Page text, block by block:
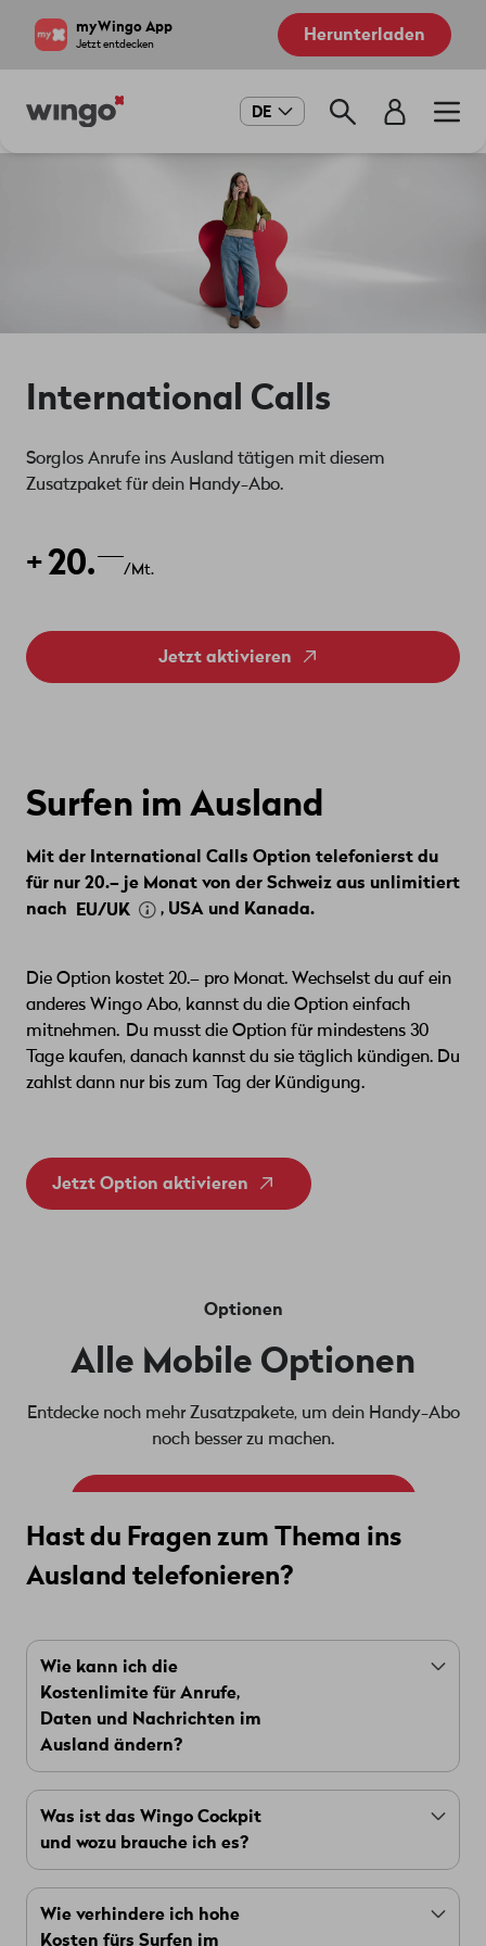
myWingo App
Jetzt entdecken Herunterladen
Main
DE
International Calls
Sorglos Anrufe ins Ausland tätigen mit diesem
Zusatzpaket für dein Handy-Abo.
+20. /Mt.
Jetzt aktivieren
Surfen im Ausland
Mit der International Calls Option telefonierst du
für nur 20.– je Monat von der Schweiz aus unlimitiert
nach EU/UK , USA und Kanada.
Die Option kostet 20.– pro Monat. Wechselst du auf ein
anderes Wingo Abo, kannst du die Option einfach
mitnehmen. Du musst die Option für mindestens 30
Tage kaufen, danach kannst du sie täglich kündigen. Du
zahlst dann nur bis zum Tag der Kündigung.
Jetzt Option aktivieren
Optionen
Alle Mobile Optionen
Entdecke noch mehr Zusatzpakete, um dein Handy-Abo
noch besser zu machen.
Hast du F ragen zum Thema ins
Ausland telefonieren?
Wie kann ich die
Kostenlimite für Anrufe,
Daten und Nachrichten im
Ausland ändern?
Die Limite kannst du jederzeit einsehen und
ändern. Das geht in deinem
myWingo, indem du den Menüpunkt «Meine
Produkte» wählst und dann auf «Mein Abo»
klickst. Oder du gehst in deinWingo Cockpit–
du kannst jederzeit kostenlos darauf zugreifen,
Was ist das Wingo Cockpit
und wozu brauche ich es?
ImWingo Cockpitfindest du jederzeit und
überall die wichtigsten Infos zu deinem Abo und
den Optionen, die du aktiviert hast. Du siehst
Wie verhindere ich hohe
Kosten fürs Surfen im